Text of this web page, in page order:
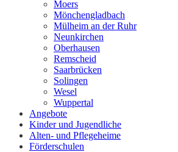
Moers
Mönchengladbach
Mülheim an der Ruhr
Neunkirchen
Oberhausen
Remscheid
Saarbrücken
Solingen
Wesel
Wuppertal
Angebote
Kinder und Jugendliche
Alten- und Pflegeheime
Förderschulen